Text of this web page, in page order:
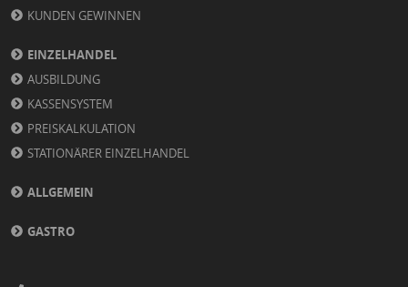
KUNDEN GEWINNEN
EINZELHANDEL
AUSBILDUNG
KASSENSYSTEM
PREISKALKULATION
STATIONÄRER EINZELHANDEL
ALLGEMEIN
GASTRO